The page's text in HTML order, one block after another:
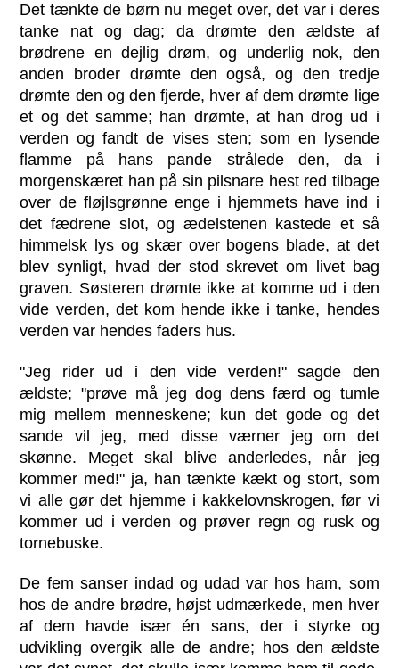
Det tænkte de børn nu meget over, det var i deres
tanke nat og dag; da drømte den ældste af
brødrene en dejlig drøm, og underlig nok, den
anden broder drømte den også, og den tredje
drømte den og den fjerde, hver af dem drømte lige
et og det samme; han drømte, at han drog ud i
verden og fandt de vises sten; som en lysende
flamme på hans pande strålede den, da i
morgenskæret han på sin pilsnare hest red tilbage
over de fløjlsgrønne enge i hjemmets have ind i
det fædrene slot, og ædelstenen kastede et så
himmelsk lys og skær over bogens blade, at det
blev synligt, hvad der stod skrevet om livet bag
graven. Søsteren drømte ikke at komme ud i den
vide verden, det kom hende ikke i tanke, hendes
verden var hendes faders hus.
"Jeg rider ud i den vide verden!" sagde den
ældste; "prøve må jeg dog dens færd og tumle
mig mellem menneskene; kun det gode og det
sande vil jeg, med disse værner jeg om det
skønne. Meget skal blive anderledes, når jeg
kommer med!" ja, han tænkte kækt og stort, som
vi alle gør det hjemme i kakkelovnskrogen, før vi
kommer ud i verden og prøver regn og rusk og
tornebuske.
De fem sanser indad og udad var hos ham, som
hos de andre brødre, højst udmærkede, men hver
af dem havde især én sans, der i styrke og
udvikling overgik alle de andre; hos den ældste